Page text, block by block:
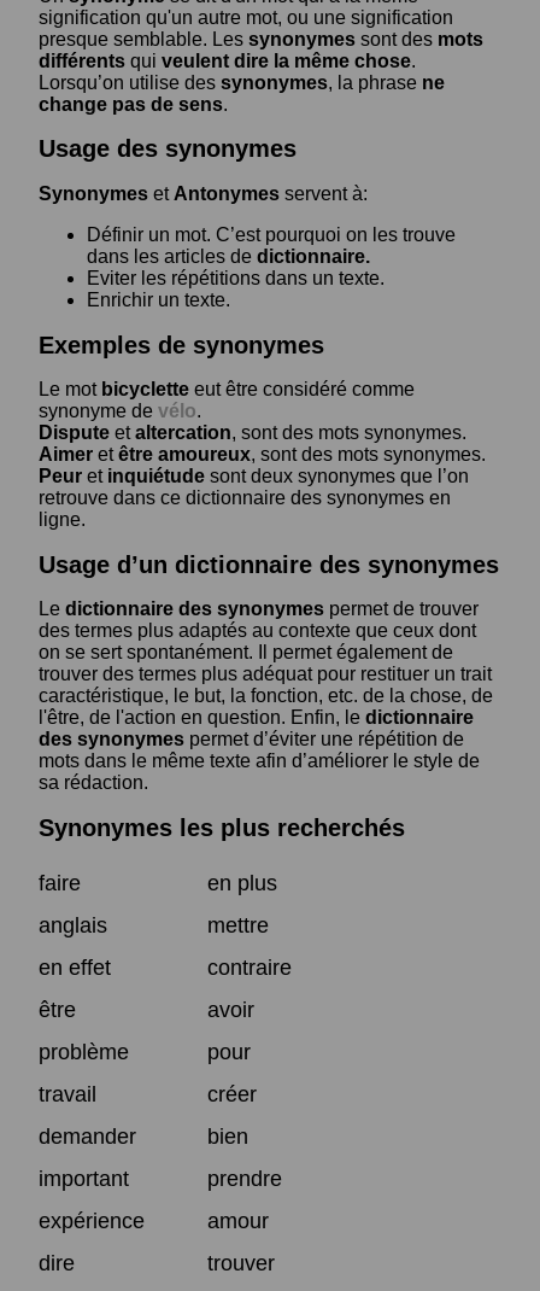
signification qu'un autre mot, ou une signification
presque semblable. Les synonymes sont des mots
différents qui veulent dire la même chose.
Lorsqu’on utilise des synonymes, la phrase ne
change pas de sens.
Usage des synonymes
Synonymes et Antonymes servent à:
Définir un mot. C’est pourquoi on les trouve
dans les articles de dictionnaire.
Eviter les répétitions dans un texte.
Enrichir un texte.
Exemples de synonymes
Le mot bicyclette eut être considéré comme
synonyme de vélo.
Dispute etaltercation, sont des mots synonymes.
Aimer etêtre amoureux, sont des mots synonymes.
Peur et inquiétude sont deux synonymes que l’on
retrouve dans ce dictionnaire des synonymes en
ligne.
Usage d’un dictionnaire des synonymes
Le dictionnaire des synonymes permet de trouver
des termes plus adaptés au contexte que ceux dont
on se sert spontanément. Il permet également de
trouver des termes plus adéquat pour restituer un trait
caractéristique, le but, la fonction, etc. de la chose, de
l'être, de l'action en question. Enfin, le dictionnaire
des synonymes permet d’éviter une répétition de
mots dans le même texte afin d’améliorer le style de
sa rédaction.
Synonymes les plus recherchés
faire
en plus
anglais
mettre
en effet
contraire
être
avoir
problème
pour
travail
créer
demander
bien
important
prendre
expérience
amour
dire
trouver